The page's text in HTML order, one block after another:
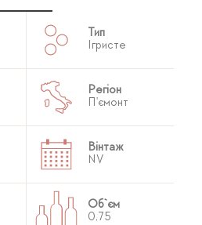
Тип
Ігристе
Регіон
П'ємонт
Вінтаж
NV
Об`єм
0,75